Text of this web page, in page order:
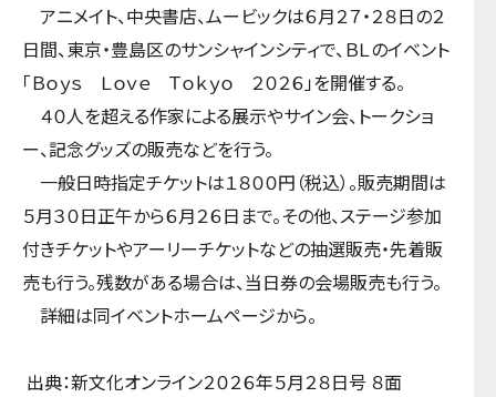
アニメイト、中央書店、ムービックは６月２７・２８日の２
日間、東京・豊島区のサンシャインシティで、ＢＬのイベント
「Ｂｏｙｓ Ｌｏｖｅ Ｔｏｋｙｏ ２０２６」を開催する。
４０人を超える作家による展示やサイン会、トークショ
ー、記念グッズの販売などを行う。
一般日時指定チケットは１８００円（税込）。販売期間は
５月３０日正午から６月２６日まで。その他、ステージ参加
付きチケットやアーリーチケットなどの抽選販売・先着販
売も行う。残数がある場合は、当日券の会場販売も行う。
詳細は同イベントホームページから。
出典：新文化オンライン２０２６年５月２８日号 ８面